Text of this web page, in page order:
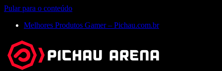
Pular para o conteúdo
Melhores Produtos Gamer – Pichau.com.br